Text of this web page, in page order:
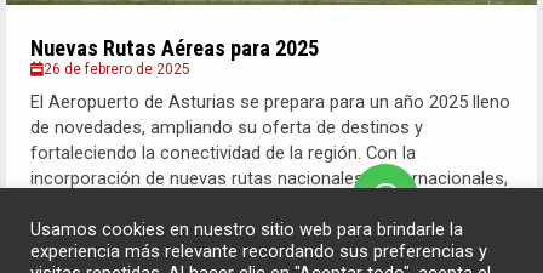
Nuevas Rutas Aéreas para 2025
26 de febrero de 2025
El Aeropuerto de Asturias se prepara para un año 2025 lleno
de novedades, ampliando su oferta de destinos y
fortaleciendo la conectividad de la región. Con la
incorporación de nuevas rutas nacionales e internacionales,
Leer Más
Usamos cookies en nuestro sitio web para brindarle la
experiencia más relevante recordando sus preferencias y